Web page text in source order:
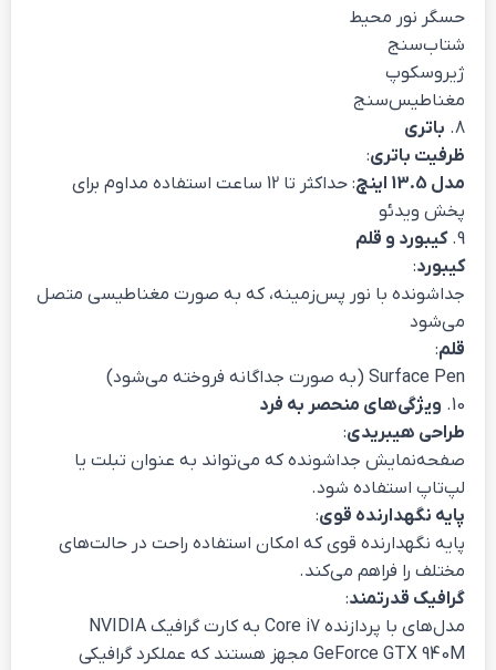
حسگر نور محیط
شتاب‌سنج
ژیروسکوپ
مغناطیس‌سنج
8. باتری
ظرفیت باتری:
مدل 13.5 اینچ
: حداکثر تا 12 ساعت استفاده مداوم برای
پخش ویدئو
9. کیبورد و قلم
کیبورد:
جداشونده با نور پس‌زمینه، که به صورت مغناطیسی متصل
می‌شود
قلم:
Surface Pen (به صورت جداگانه فروخته می‌شود)
10. ویژگی‌های منحصر به فرد
طراحی هیبریدی:
صفحه‌نمایش جداشونده که می‌تواند به عنوان تبلت یا
لپ‌تاپ استفاده شود.
پایه نگهدارنده قوی:
پایه نگهدارنده قوی که امکان استفاده راحت در حالت‌های
مختلف را فراهم می‌کند.
گرافیک قدرتمند:
مدل‌های با پردازنده Core i7 به کارت گرافیک NVIDIA
GeForce GTX 940M مجهز هستند که عملکرد گرافیکی